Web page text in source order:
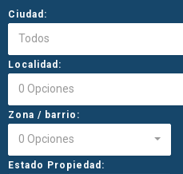
Ciudad:
Todos
Localidad:
0 Opciones
Zona / barrio:
0 Opciones
Estado Propiedad: